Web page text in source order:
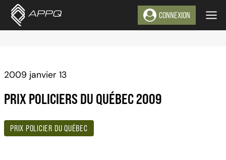
Aller
CONNEXION
PRIX POLICIER DU QUÉBEC
PRIX POLICIERS DU QUÉBEC 2009
2009 janvier 13